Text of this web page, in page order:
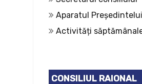
Aparatul Președintelui
Activități
CONSILIUL RAIONAL